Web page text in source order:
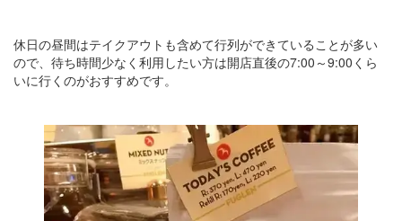
休日の昼間はテイクアウトも含めて行列ができていることが多い
ので、待ち時間少なく利用したい方は開店直後の7:00～9:00くら
いに行くのがおすすめです。